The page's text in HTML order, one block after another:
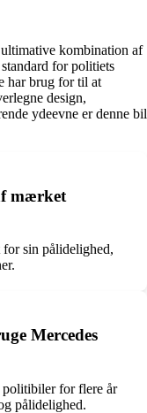
kombination af
for politiets
har brug for til at
design,
ydeevne er denne bil
mærket
sin pålidelighed,
Mercedes
politibiler for flere år
pålidelighed.